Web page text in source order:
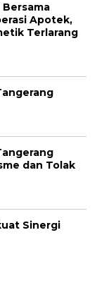
Apotek,
Terlarang
dan Tolak
Sinergi